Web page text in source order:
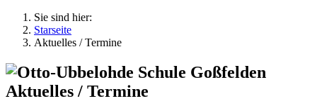
Sie sind hier:
Starseite
Aktuelles / Termine
Aktuelles / Termine